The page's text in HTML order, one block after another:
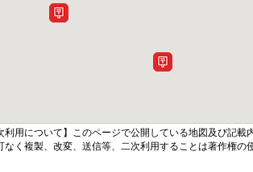
利用について】このページで公開している地図及び記
なく複製、改変、送信等、二次利用することは著作権の